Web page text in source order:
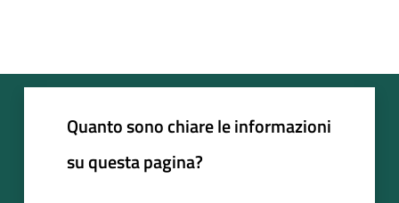
Quanto sono chiare le informazioni
su questa pagina?